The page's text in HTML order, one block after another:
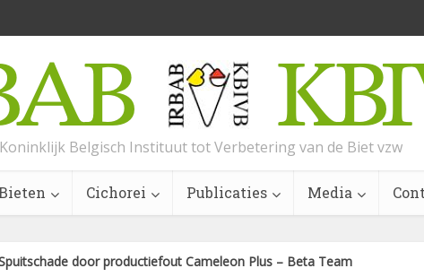
Koninklijk Belgisch Instituut tot Verbetering van de Biet vzw
Cichorei Publicaties Media
door productiefout Cameleon Plus – Beta Team